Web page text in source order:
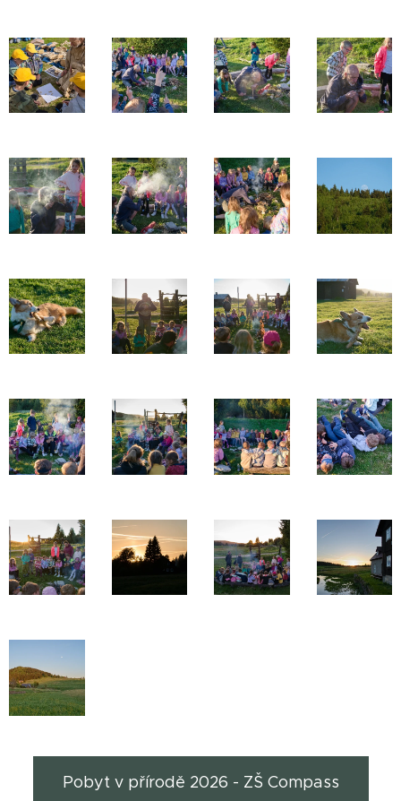
Pobyt v přírodě 2026 - ZŠ Compass